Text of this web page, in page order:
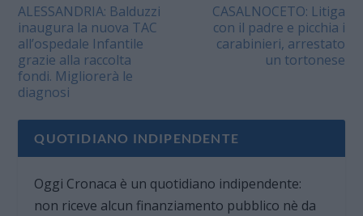
ALESSANDRIA: Balduzzi
inaugura la nuova TAC
all’ospedale Infantile
grazie alla raccolta
fondi. Migliorerà le
diagnosi
CASALNOCETO: Litiga
con il padre e picchia i
carabinieri, arrestato
un tortonese
QUOTIDIANO INDIPENDENTE
Oggi Cronaca è un quotidiano indipendente:
non riceve alcun finanziamento pubblico nè da